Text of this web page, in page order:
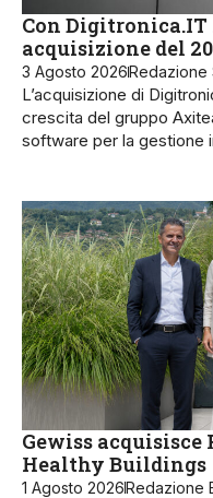
Con
acquisizione del
3 Agosto 2026 Redazione
L’acquisizione di
crescita del gruppo
software per la gestione
Gewiss acquisisce
Healthy Buildings
1 Agosto 2026Redazione